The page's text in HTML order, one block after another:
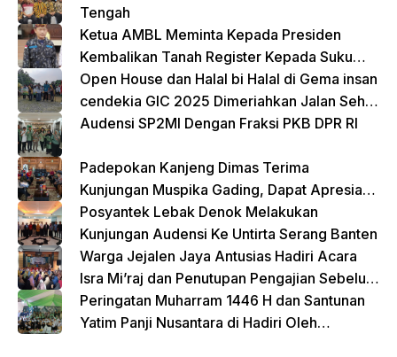
Tengah
Ketua AMBL Meminta Kepada Presiden
Kembalikan Tanah Register Kepada Suku
Lampung
Open House dan Halal bi Halal di Gema insan
cendekia GIC 2025 Dimeriahkan Jalan Sehat
dan Bazar Kreatif
Audensi SP2MI Dengan Fraksi PKB DPR RI
Padepokan Kanjeng Dimas Terima
Kunjungan Muspika Gading, Dapat Apresiasi
atas Kontribusi Sosial dan Keagamaan
Posyantek Lebak Denok Melakukan
Kunjungan Audensi Ke Untirta Serang Banten
Warga Jejalen Jaya Antusias Hadiri Acara
Isra Mi’raj dan Penutupan Pengajian Sebelum
Ramadhan
Peringatan Muharram 1446 H dan Santunan
Yatim Panji Nusantara di Hadiri Oleh